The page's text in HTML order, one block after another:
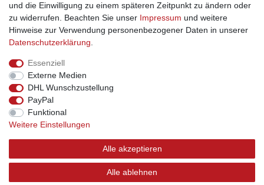
Impressum Daten­schutz­erklärung AGB
Barrierefreiheitserklärung
Vertrag widerrufen
INFORMATIONEN
Über uns
Versand
Links
und die Einwilligung zu einem späteren Zeitpunkt zu ändern oder
zu widerrufen. Beachten Sie unser Impressum und weitere
Hinweise zur Verwendung personenbezogener Daten in unserer
Daten­schutz­erklärung
Essenziell
Externe Medien
DHL Wunschzustellung
PayPal
Funktional
Weitere Einstellungen
Alle akzeptieren
Alle ablehnen